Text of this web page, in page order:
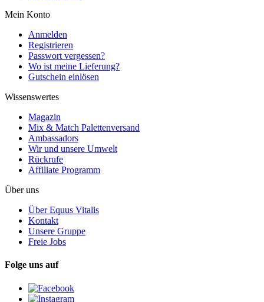
Mein Konto
Anmelden
Registrieren
Passwort vergessen?
Wo ist meine Lieferung?
Gutschein einlösen
Wissenswertes
Magazin
Mix & Match Palettenversand
Ambassadors
Wir und unsere Umwelt
Rückrufe
Affiliate Programm
Über uns
Über Equus Vitalis
Kontakt
Unsere Gruppe
Freie Jobs
Folge uns auf